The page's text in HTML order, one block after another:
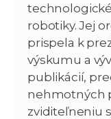
robotiky. Jej
prispela k
výskumu a
publikácií,
nehmotných
zviditeľneniu